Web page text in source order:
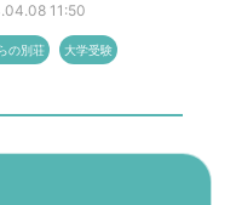
11:50
の別荘 大学受験